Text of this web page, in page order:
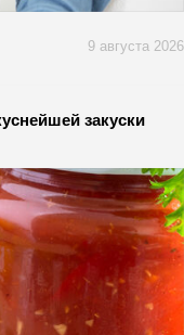
9 августа 2026
закуски